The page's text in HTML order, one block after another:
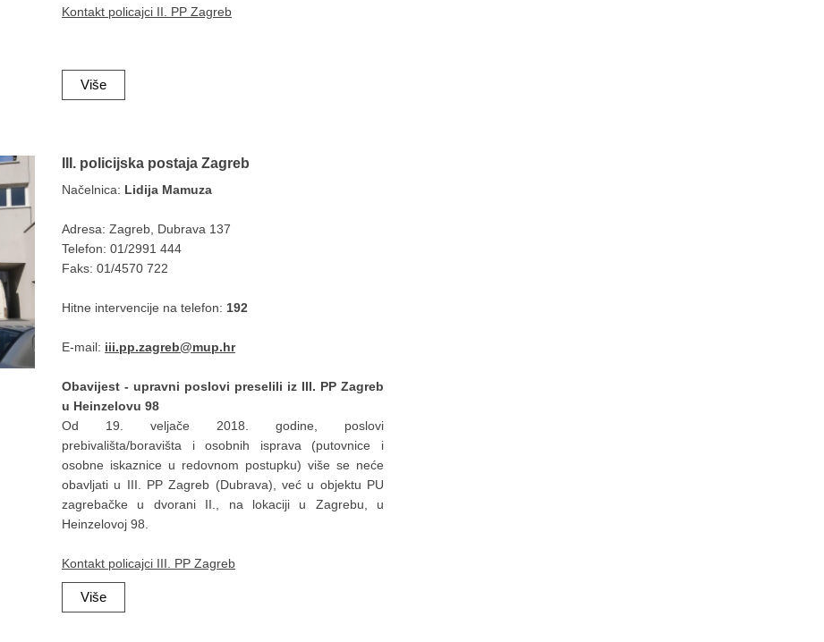
Kontakt policajci II. PP Zagreb
Više
III. policijska postaja Zagreb
Načelnica: Lidija Mamuza
Adresa: Zagreb, Dubrava 137
Telefon: 01/2991 444
Faks: 01/4570 722
Hitne intervencije na telefon: 192
E-mail: iii.pp.zagreb@mup.hr
Obavijest - upravni poslovi preselili iz III. PP Zagreb
u Heinzelovu 98
Od 19. veljače 2018. godine, poslovi
prebivališta/boravišta i osobnih isprava (putovnice i
osobne iskaznice u redovnom postupku) više se neće
obavljati u III. PP Zagreb (Dubrava), već u objektu PU
zagrebačke u dvorani II., na lokaciji u Zagrebu, u
Heinzelovoj 98.
Kontakt policajci III. PP Zagreb
Više